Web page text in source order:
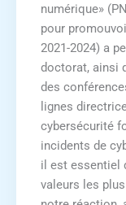
numérique»
pour
2021-2024) a
doctorat, ainsi
des
lignes
cybersécurité
incidents de
il est essentiel
valeurs les